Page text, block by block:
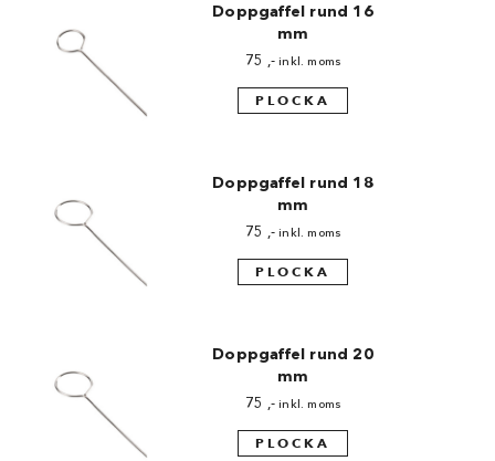
Verktyg
Överföringsark
VARUMÄRKEN
Cacao Barry
Chocolate World
Doppgaffel rund 16
mm
75 ,-inkl. moms
PLOCKA
Doppgaffel rund 18
mm
75 ,-inkl. moms
PLOCKA
Doppgaffel rund 20
mm
75 ,-inkl. moms
PLOCKA